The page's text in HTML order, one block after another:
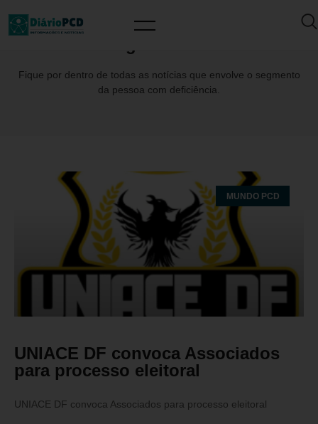
Fique por dentro de todas as notícias que envolve o segmento
da pessoa com deficiência.
MUNDO PCD
UNIACE DF convoca Associados
para processo eleitoral
UNIACE DF convoca Associados para processo eleitoral